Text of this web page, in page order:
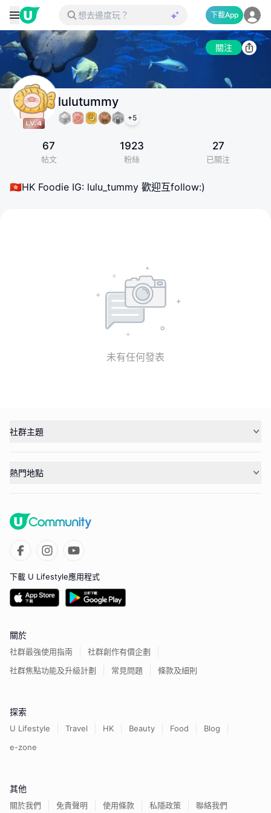
下載App
關注
lulutummy
+5
67
帖文
1923
粉絲
27
已關注
🇭🇰HK Foodie IG: lulu_tummy 歡迎互follow:)
未有任何發表
社群主題
熱門地點
下載 U Lifestyle應用程式
關於
社群最強使用指南
社群創作有價企劃
社群焦點功能及升級計劃
常見問題 條款及細則
探索
U Lifestyle Travel HK Beauty Food
Blog
e-zone
其他
關於我們 免責聲明 使用條款 私隱政策 聯絡我們